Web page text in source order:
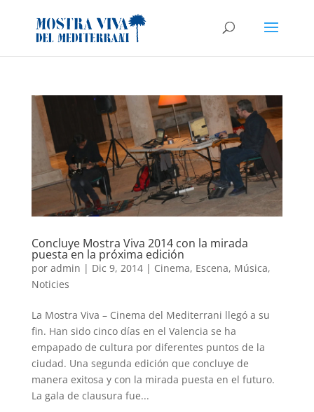
Concluye Mostra Viva 2014 con la mirada
puesta en la próxima edición
por admin | Dic 9, 2014| Cinema, Escena, Música,
Noticies
La Mostra Viva – Cinema del Mediterrani llegó a su
fin. Han sido cinco días en el Valencia se ha
empapado de cultura por diferentes puntos de la
ciudad. Una segunda edición que concluye de
manera exitosa y con la mirada puesta en el futuro.
La gala de clausura fue...